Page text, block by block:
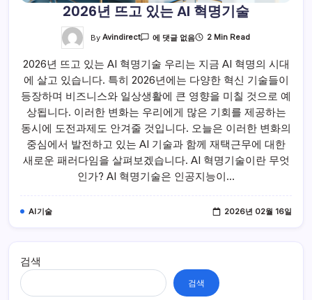
2026년 뜨고 있는 AI 혁명기술
By Avindirect
2026
고
는
AI
혁
명
기
술
에 댓글 없음 2 Min Read
2026년 뜨고 있는 AI 혁명기술 우리는 지금 AI 혁명의 시대
에 살고 있습니다. 특히 2026년에는 다양한 혁신 기술들이
등장하며 비즈니스와 일상생활에 큰 영향을 미칠 것으로 예
상됩니다. 이러한 변화는 우리에게 많은 기회를 제공하는
동시에 도전과제도 안겨줄 것입니다. 오늘은 이러한 변화의
중심에서 발전하고 있는 AI 기술과 함께 재택근무에 대한
새로운 패러다임을 살펴보겠습니다. AI 혁명기술이란 무엇
인가? AI 혁명기술은 인공지능이…
AI기술 2026년 02월 16일
검색
검색